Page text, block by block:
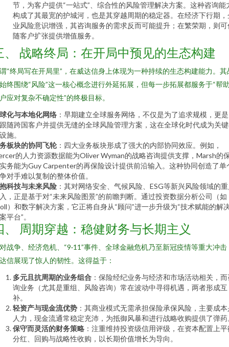
节，为客户提供“一站式”、综合性的风险管理解决方案。这种咨询能
构成了其最宽的护城河，也是其穿越周期的稳定器。在经济下行期，
业风险意识增强，其咨询服务的需求反而可能提升；在繁荣期，则可
随客户扩张提供增值服务。
、 战略终局：在开局中预见的生态构建
“终局写在开局里”，在威达信身上体现为一种持续的生态构建能力。其
终围绕“风险”这一核心概念进行外延拓展，但每一步拓展都服务于“帮
应对复杂不确定性”的终极目标。
化与本地化网络 ：早期建立全球服务网络，不仅是为了追求规模，更
随跨国客户并提供无缝的全球风险管理方案，这在全球化时代成为关
施。
板块的协同飞轮：四大业务板块形成了强大的内部协同效应。例如，
的人力资源数据能为Oliver Wyman的战略咨询提供支撑，Marsh的
务能为Guy Carpenter的再保险设计提供前沿输入。这种协同创造了单
对手难以复制的整体价值。
科技与未来风险 ：其对网络安全、气候风险、ESG等新兴风险领域的
，正是基于对“未来风险图景”的前瞻判断。通过投资数据分析公司（如
）和数字解决方案，它正将自身从“顾问”进一步升级为“技术赋能的解
平台”。
、 周期穿越：稳健财务与长期主义
战争、经济危机、“9·11”事件、全球金融危机乃至新冠疫情等重大冲击
信展现了惊人的韧性。这得益于：
多元且抗周期的业务组合 ：保险经纪业务与经济和市场活动相关，
询业务（尤其是重组、风险咨询）常在波动中寻得机遇，两者形成互
补。
轻资产与现金流优势 ：其商业模式无需承担保险承保风险，主要成
人力，现金流通常稳定充沛，为抵御风暴和进行战略收购提供了弹药
保守而灵活的财务策略 ：注重维持投资级信用评级，在资本配置上
分红、回购与战略性收购，以长期价值增长为导向。